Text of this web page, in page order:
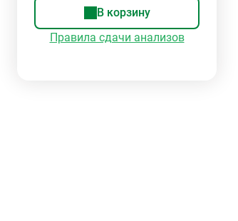
В корзину
Правила сдачи анализов